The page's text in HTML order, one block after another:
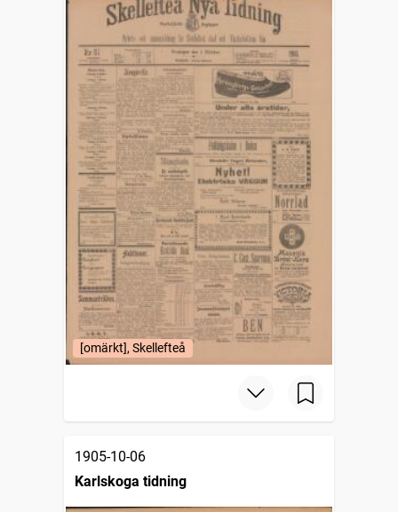
[omärkt], Skellefteå
1905-10-06
Karlskoga tidning